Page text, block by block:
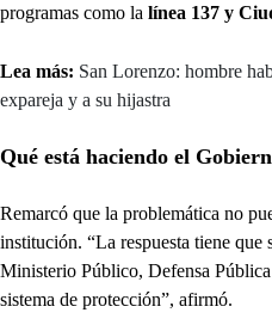
programas como la línea 137 y
Lea más: San Lorenzo: hombre
expareja y a su hijastra
Qué está haciendo el
Remarcó que la problemática no
institución. “La respuesta tiene
Ministerio Público, Defensa
sistema de protección”, afirmó.